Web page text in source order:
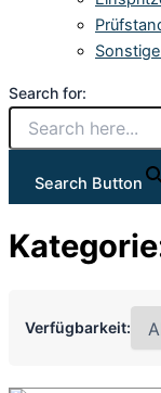
Search for:
Search Button
Verfügbarkeit: